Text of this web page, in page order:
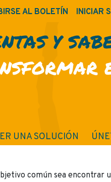
AL BOLETÍN INICIAR
Y
UNA SOLUCIÓN
común sea encontrar